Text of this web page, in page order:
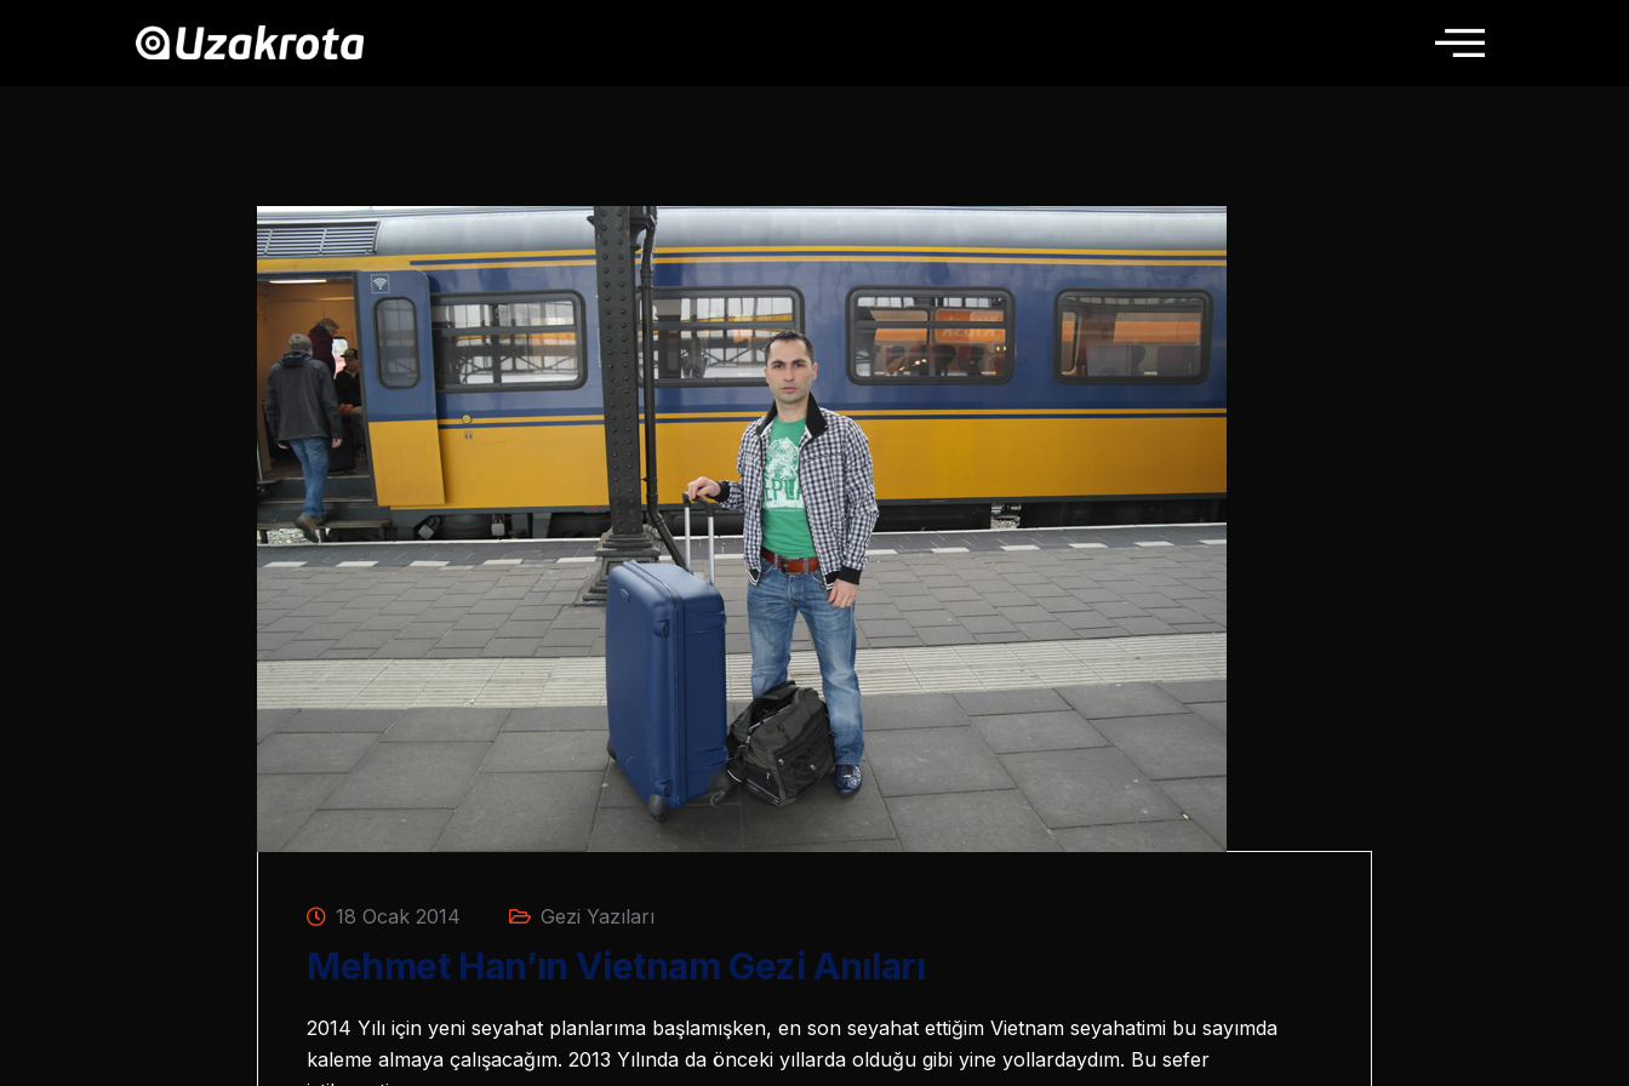
18 Ocak 2014 Gezi Yazıları
Mehmet Han’ın Vietnam Gezi Anıları
2014 Yılı için yeni seyahat planlarıma başlamışken, en son seyahat ettiğim Vietnam seyahatimi bu sayımda
kaleme almaya çalışacağım. 2013 Yılında da önceki yıllarda olduğu gibi yine yollardaydım. Bu sefer